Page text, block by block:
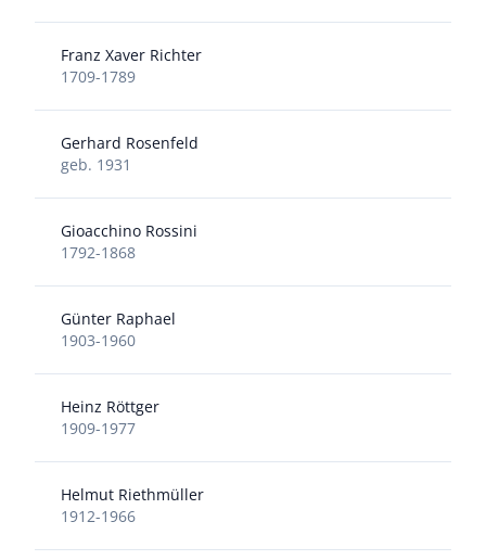
Franz Xaver Richter
1709-1789
Gerhard Rosenfeld
geb. 1931
Gioacchino Rossini
1792-1868
Günter Raphael
1903-1960
Heinz Röttger
1909-1977
Helmut Riethmüller
1912-1966